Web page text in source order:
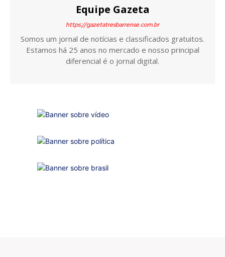
Equipe Gazeta
https://gazetatresbarrense.com.br
Somos um jornal de notícias e classificados gratuitos.
Estamos há 25 anos no mercado e nosso principal
diferencial é o jornal digital.